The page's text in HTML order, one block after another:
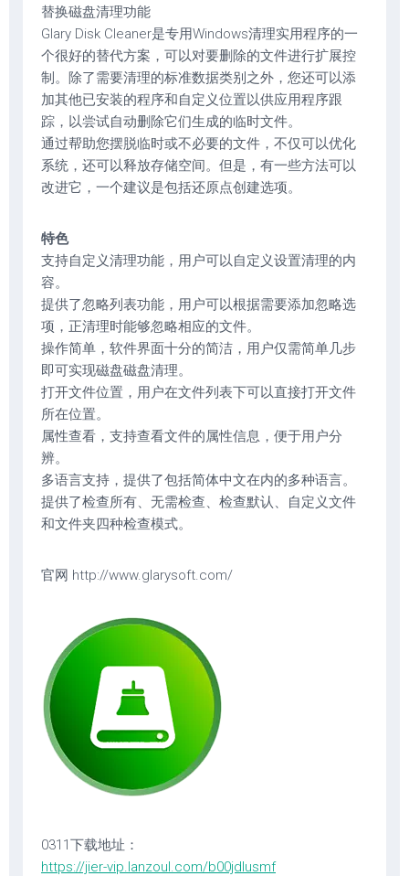
替换磁盘清理功能
Glary Disk Cleaner是专用Windows清理实用程序的一
个很好的替代方案，可以对要删除的文件进行扩展控
制。除了需要清理的标准数据类别之外，您还可以添
加其他已安装的程序和自定义位置以供应用程序跟
踪，以尝试自动删除它们生成的临时文件。
通过帮助您摆脱临时或不必要的文件，不仅可以优化
系统，还可以释放存储空间。但是，有一些方法可以
改进它，一个建议是包括还原点创建选项。
特色
支持自定义清理功能，用户可以自定义设置清理的内
容。
提供了忽略列表功能，用户可以根据需要添加忽略选
项，正清理时能够忽略相应的文件。
操作简单，软件界面十分的简洁，用户仅需简单几步
即可实现磁盘磁盘清理。
打开文件位置，用户在文件列表下可以直接打开文件
所在位置。
属性查看，支持查看文件的属性信息，便于用户分
辨。
多语言支持，提供了包括简体中文在内的多种语言。
提供了检查所有、无需检查、检查默认、自定义文件
和文件夹四种检查模式。
官网 http://www.glarysoft.com/
0311下载地址：
https://jier-vip.lanzoul.com/b00jdlusmf